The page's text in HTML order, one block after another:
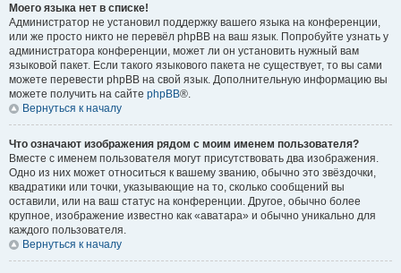
Моего языка нет в списке!
Администратор не установил поддержку вашего языка на конференции,
или же просто никто не перевёл phpBB на ваш язык. Попробуйте узнать у
администратора конференции, может ли он установить нужный вам
языковой пакет. Если такого языкового пакета не существует, то вы сами
можете перевести phpBB на свой язык. Дополнительную информацию вы
можете получить на сайте phpBB®.
Вернуться к началу
Что означают изображения рядом с моим именем пользователя?
Вместе с именем пользователя могут присутствовать два изображения.
Одно из них может относиться к вашему званию, обычно это звёздочки,
квадратики или точки, указывающие на то, сколько сообщений вы
оставили, или на ваш статус на конференции. Другое, обычно более
крупное, изображение известно как «аватара» и обычно уникально для
каждого пользователя.
Вернуться к началу